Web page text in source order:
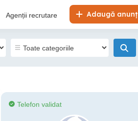
Adaugă anunț
Agenții recrutare
Telefon validat